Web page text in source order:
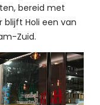
bereid met
blijft Holi een van
Zuid.